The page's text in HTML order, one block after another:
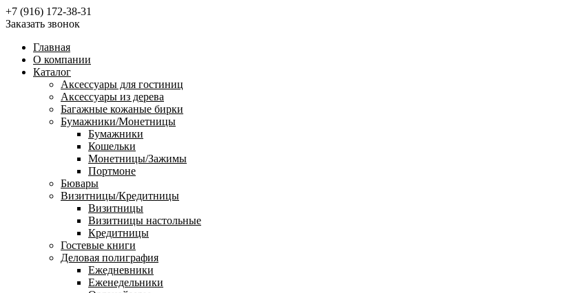
+7 (916) 172-38-31
Заказать звонок
Главная
О компании
Каталог
Аксессуары для гостиниц
Аксессуары из дерева
Багажные кожаные бирки
Бумажники/Монетницы
Бумажники
Кошельки
Монетницы/Зажимы
Портмоне
Бювары
Визитницы/Кредитницы
Визитницы
Визитницы настольные
Кредитницы
Гостевые книги
Деловая полиграфия
Ежедневники
Еженедельники